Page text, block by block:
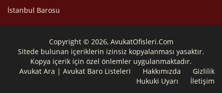
İstanbul Barosu
Copyright © 2026, AvukatOfisleri.Com
Sitede bulunan içeriklerin izinsiz kopyalanması yasaktır.
Kopya içerik için özel önlemler uygulanmaktadır.
Avukat Ara | Avukat Baro Listeleri
Hakkımızda
Gizlilik
Hukuki Uyarı
İletişim